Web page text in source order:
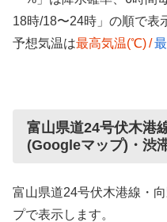
18時/18〜24時」の順で表
予想気温は最高気温(℃)/
富山県道24号伏木港
(Googleマップ)・渋
富山県道24号伏木港線・
プで表示します。